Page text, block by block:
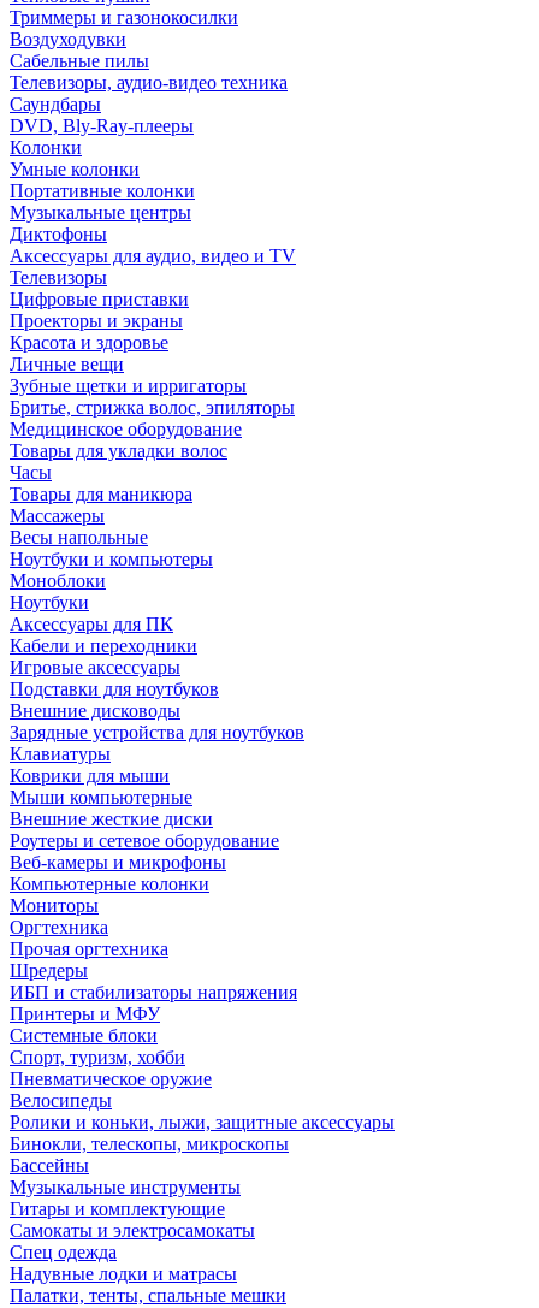
Триммеры и газонокосилки
Воздуходувки
Сабельные пилы
Телевизоры, аудио-видео техника
Саундбары
DVD, Bly-Ray-плееры
Колонки
Умные колонки
Портативные колонки
Музыкальные центры
Диктофоны
Аксессуары для аудио, видео и TV
Телевизоры
Цифровые приставки
Проекторы и экраны
Красота и здоровье
Личные вещи
Зубные щетки и ирригаторы
Бритье, стрижка волос, эпиляторы
Медицинское оборудование
Товары для укладки волос
Часы
Товары для маникюра
Массажеры
Весы напольные
Ноутбуки и компьютеры
Моноблоки
Ноутбуки
Аксессуары для ПК
Кабели и переходники
Игровые аксессуары
Подставки для ноутбуков
Внешние дисководы
Зарядные устройства для ноутбуков
Клавиатуры
Коврики для мыши
Мыши компьютерные
Внешние жесткие диски
Роутеры и сетевое оборудование
Веб-камеры и микрофоны
Компьютерные колонки
Мониторы
Оргтехника
Прочая оргтехника
Шредеры
ИБП и стабилизаторы напряжения
Принтеры и МФУ
Системные блоки
Спорт, туризм, хобби
Пневматическое оружие
Велосипеды
Ролики и коньки, лыжи, защитные аксессуары
Бинокли, телескопы, микроскопы
Бассейны
Музыкальные инструменты
Гитары и комплектующие
Самокаты и электросамокаты
Спец одежда
Надувные лодки и матрасы
Палатки, тенты, спальные мешки